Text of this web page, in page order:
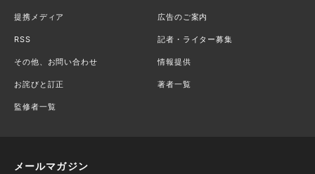
提携メディア 広告のご案内
RSS 記者・ライター募集
その他、お問い合わせ 情報提供
お詫びと訂正 著者一覧
監修者一覧
メールマガジン